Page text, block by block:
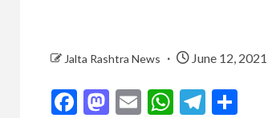
Jalta Rashtra News June 12, 2021
Facebook
Mastodon
Email